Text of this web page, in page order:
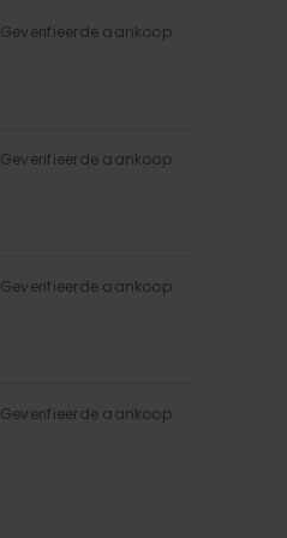
Geverifieerde aankoop
Geverifieerde aankoop
Geverifieerde aankoop
Geverifieerde aankoop